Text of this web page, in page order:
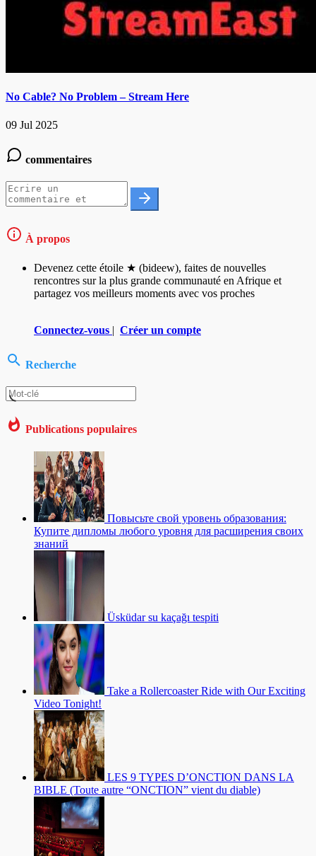
No Cable? No Problem – Stream Here
09 Jul 2025
commentaires
À propos
Devenez cette étoile ★ (bideew), faites de nouvelles
rencontres sur la plus grande communauté en Afrique et
partagez vos meilleurs moments avec vos proches
Connectez-vous | Créer un compte
Recherche
Publications populaires
Повысьте свой уровень образования:
Купите дипломы любого уровня для расширения своих
знаний
Üsküdar su kaçağı tespiti
Take a Rollercoaster Ride with Our Exciting
Video Tonight!
LES 9 TYPES D’ONCTION DANS LA
BIBLE (Toute autre “ONCTION” vient du diable)